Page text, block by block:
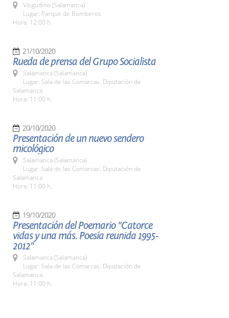
Vitigudino (Salamanca)
Lugar: Parque de Bomberos
Hora: 12:00 h.
21/10/2020
Rueda de prensa del Grupo Socialista
Salamanca (Salamanca)
Lugar: Sala de las Comarcas. Diputación de
Salamanca
Hora: 11:00 h.
20/10/2020
Presentación de un nuevo sendero
micológico
Salamanca (Salamanca)
Lugar: Sala de las Comarcas. Diputación de
Salamanca
Hora: 11:00 h.
19/10/2020
Presentación del Poemario "Catorce
vidas y una más. Poesía reunida 1995-
2012"
Salamanca (Salamanca)
Lugar: Sala de las Comarcas. Diputación de
Salamanca
Hora: 11:00 h.